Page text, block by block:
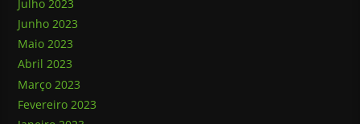
Julho 2023
Junho 2023
Maio 2023
Abril 2023
Março 2023
Fevereiro 2023